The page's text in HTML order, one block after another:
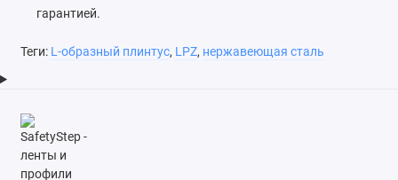
Теги: L-образный плинтус, LPZ, нержавеющая сталь